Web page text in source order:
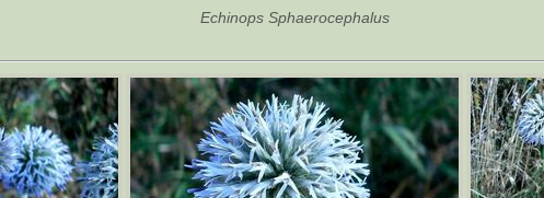
Echinops Sphaerocephalus